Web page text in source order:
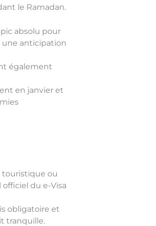
le Ramadan.
absolu pour
une anticipation
également
en janvier et
touristique ou
du e-Visa
obligatoire et
tranquille.